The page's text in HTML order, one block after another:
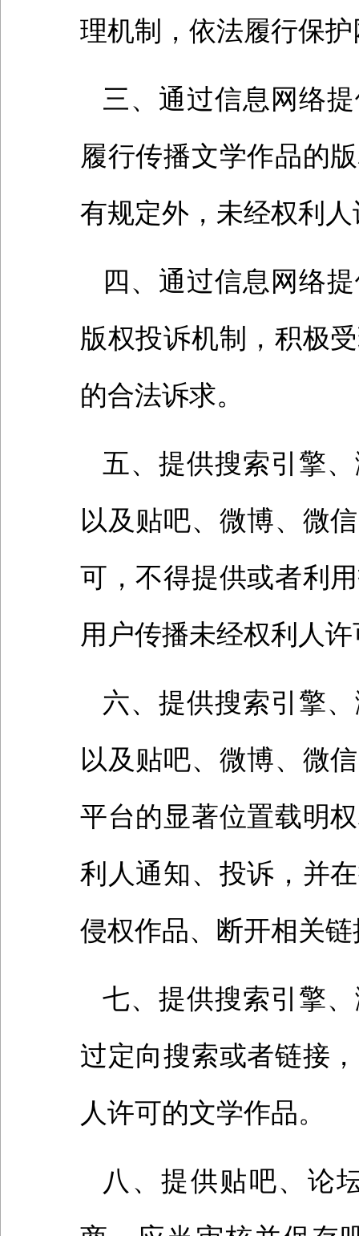
理机制，依法履行保
三、通过信息网络
履行传播文学作品的
有规定外，未经权利
四、通过信息网络
版权投诉机制，积极
的合法诉求。
五、提供搜索引擎
以及贴吧、微博、微
可，不得提供或者利
用户传播未经权利人
六、提供搜索引擎
以及贴吧、微博、微
平台的显著位置载明
利人通知、投诉，并
侵权作品、断开相关
七、提供搜索引擎
过定向搜索或者链接
人许可的文学作品。
八、提供贴吧、论